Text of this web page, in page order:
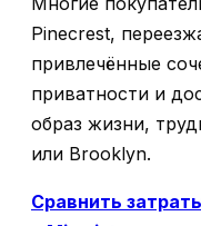
Pinecrest,
привлечённые
приватности и
образ жизни,
или Brooklyn.
Сравнить